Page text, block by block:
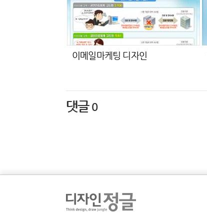
이메일마케팅 디자인
댓글 0